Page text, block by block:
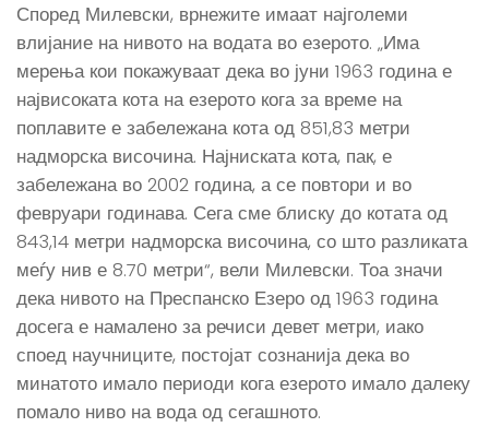
Според Милевски, врнежите имаат најголеми
влијание на нивото на водата во езерото. „Има
мерења кои покажуваат дека во јуни 1963 година е
највисоката кота на езерото кога за време на
поплавите е забележана кота од 851,83 метри
надморска височина. Најниската кота, пак, е
забележана во 2002 година, а се повтори и во
февруари годинава. Сега сме блиску до котата од
843,14 метри надморска височина, со што разликата
меѓу нив е 8.70 метри“, вели Милевски. Тоа значи
дека нивото на Преспанско Езеро од 1963 година
досега е намалено за речиси девет метри, иако
споед научниците, постојат сознанија дека во
минатото имало периоди кога езерото имало далеку
помало ниво на вода од сегашното.